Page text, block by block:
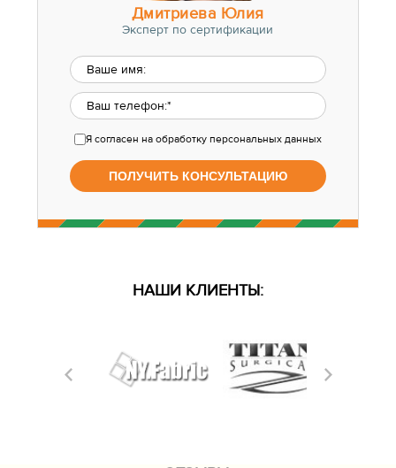
Дмитриева Юлия
Эксперт по сертификации
Я согласен на обработку персональных данных
НАШИ КЛИЕНТЫ: